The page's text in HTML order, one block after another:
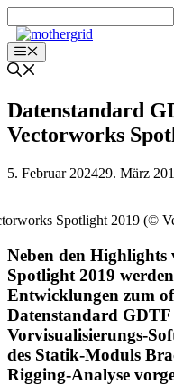
Inhalt
springenMenü
Datenstandard
Vectorworks
5. Februar 202429. März
Spotlight 2019 (©
Neben den Highlights
Spotlight 2019
Entwicklungen zum
Datenstandard GDTF
Vorvisualisierungs-
des Statik-Moduls
Rigging-Analyse